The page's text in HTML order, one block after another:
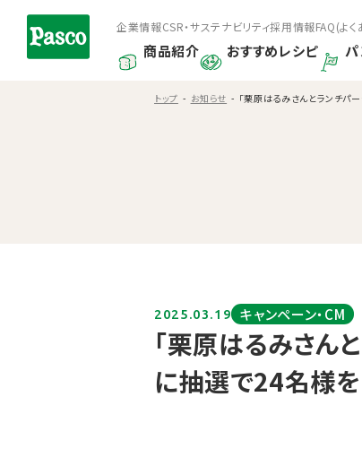
商品紹介 おすすめレシピ パ
企業情報CSR・サステナビリティ採用情報FAQ(よ
トップ お知らせ 「栗原はるみさんとランチパ
「栗原はるみさん
に抽選で24名様を
2025.03.19 キャンペーン・CM